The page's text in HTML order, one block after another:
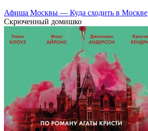
Афиша Москвы — Куда сходить в Москве
Скрюченный домишко